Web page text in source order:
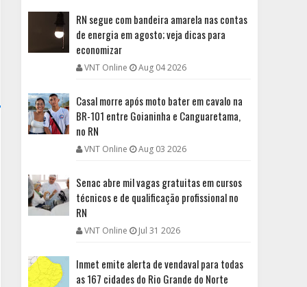
RN segue com bandeira amarela nas contas
de energia em agosto; veja dicas para
economizar
VNT Online Aug 04 2026
Casal morre após moto bater em cavalo na
BR-101 entre Goianinha e Canguaretama,
no RN
VNT Online Aug 03 2026
Senac abre mil vagas gratuitas em cursos
técnicos e de qualificação profissional no
RN
VNT Online Jul 31 2026
Inmet emite alerta de vendaval para todas
as 167 cidades do Rio Grande do Norte